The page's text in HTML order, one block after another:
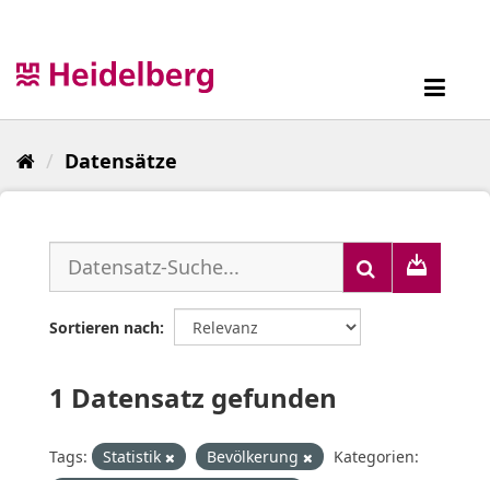
Datensätze
Sortieren nach
1 Datensatz gefunden
Tags: Statistik Bevölkerung
Kategorien: